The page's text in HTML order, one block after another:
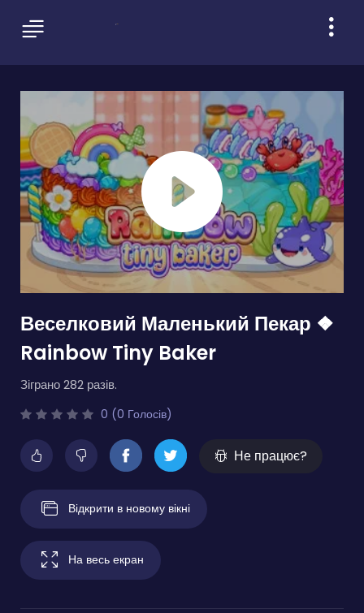
Веселковий Маленький Пекар ❖
Rainbow Tiny Baker
Зіграно 282 разів.
0 (0 Голосів)
Не працює?
Відкрити в новому вікні
На весь екран